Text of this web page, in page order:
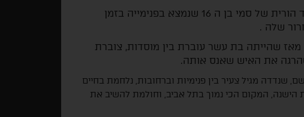
–מוסלמית המתגוררת בחיפה, אמא חד הורית של סמי בן ה 16 שנמצא בפנימייה בזמן
שלה .
שהייתה בת עשר עוברת בין מוסדות, צוברת
שנדדה מגיל צעיר בין פנימיות וברחובות, נלחמת בחיים
המקום הכי נמוך בתל אביב, וחולמת להשיב את